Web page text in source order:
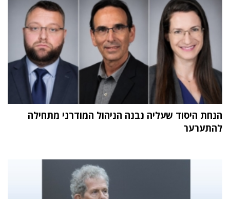
הנחת היסוד שעליה נבנה הניהול המודרני מתחילה
להתערער